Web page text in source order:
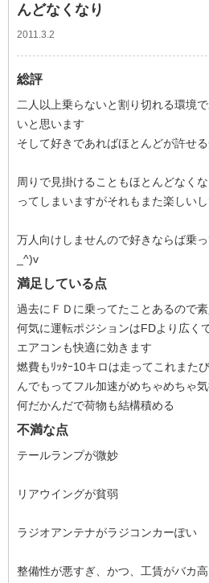
んどなくなり
2011.3.2
総評
二人以上乗らないと割り切れる環境
いと思います
そして好きであればほとんどが許せ
周りで見掛けることもほとんどなく
ってしまいますがそれもまた楽しい
万人向けしませんので好きならば乗
_^)v
満足している点
過去にＦＤに乗ってたことあるので
何気に運転ポジションはFDより広く
エアコンも快適に効きます
燃費もﾘｯﾀｰ10キロは走ってこれまた
んでもってフル加速がめちゃめちゃ
何だかんだで荷物も結構積める
不満な点
テールランプが微妙
リアウイングが貧弱
ラジオアンテナがラジコンカーぽい
整備性が悪すぎ、かつ、工賃がバカ